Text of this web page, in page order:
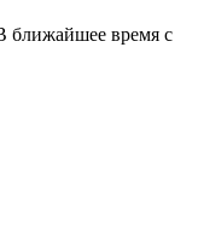
ближайшее время с